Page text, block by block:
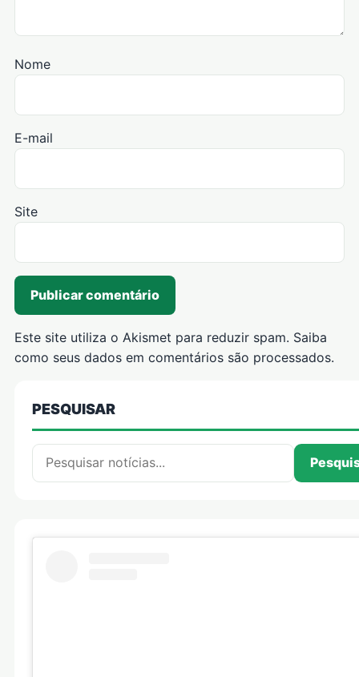
Nome
E-mail
Site
Este site utiliza o Akismet para reduzir spam. Saiba
como seus dados em comentários são processados.
PESQUISAR
Pesquisar por: